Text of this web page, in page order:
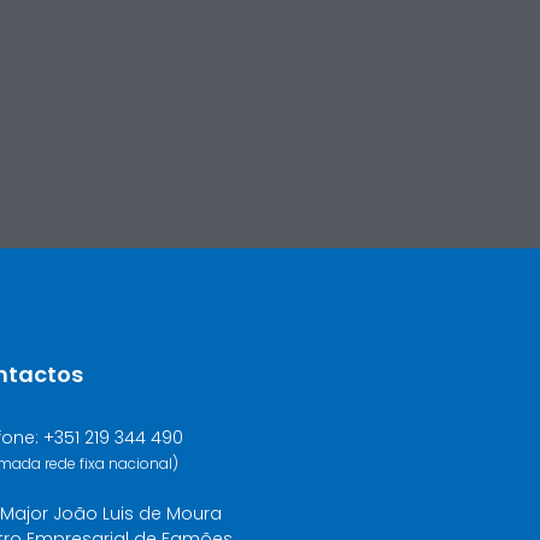
+351 219 344 490
rede fixa nacional)
João Luis de Moura